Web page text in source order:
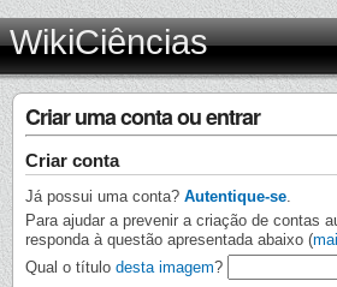
WikiCiências
Criar uma conta ou entrar
Criar conta
Já possui uma conta? Autentique-se
Para ajudar a prevenir a criação de contas
responda à questão apresentada abaixo (
Qual o título desta imagem?